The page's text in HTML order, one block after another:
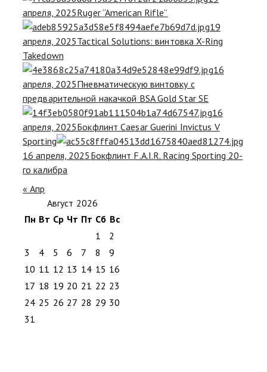
апреля, 2025Ruger “American Rifle”
19
апреля, 2025Tactical Solutions: винтовка X-Ring
Takedown
16
апреля, 2025Пневматическую винтовку с
предварительной накачкой BSA Gold Star SE
16
апреля, 2025Бокфлинт Caesar Guerini Invictus V
Sporting
16 апреля, 2025 Бокфлинт F.A.I.R. Racing Sporting 20-
го калибра
« Апр
Август 2026
Пн Вт Ср Чт Пт Сб Вс
1
2
3
4 5 6 7 8
9
10 11 12 13 14 15 16
17 18 19 20 21 22 23
24 25 26 27 28 29 30
31